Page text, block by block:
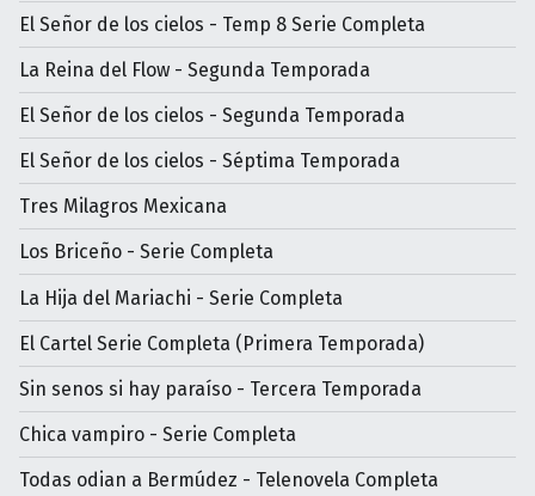
El Señor de los cielos - Temp 8 Serie Completa
La Reina del Flow - Segunda Temporada
El Señor de los cielos - Segunda Temporada
El Señor de los cielos - Séptima Temporada
Tres Milagros Mexicana
Los Briceño - Serie Completa
La Hija del Mariachi - Serie Completa
El Cartel Serie Completa (Primera Temporada)
Sin senos si hay paraíso - Tercera Temporada
Chica vampiro - Serie Completa
Todas odian a Bermúdez - Telenovela Completa